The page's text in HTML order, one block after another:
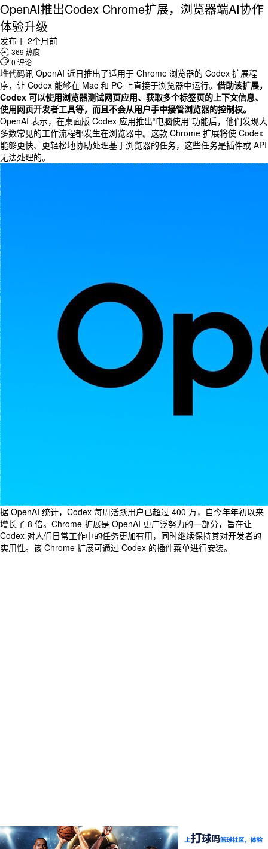
OpenAI推出Codex Chrome扩展，浏览器端AI协作
体验升级
发布于 2个月前
 369 热度
 0 评论
堆代码讯 OpenAI 近日推出了适用于 Chrome 浏览器的 Codex 扩展程
序，让 Codex 能够在 Mac 和 PC 上直接于浏览器中运行。 借助该扩展，
Codex 可以使用浏览器测试网页应用、获取多个标签页的上下文信息、
使用网页开发者工具等，而且不会从用户手中接管浏览器的控制权。
OpenAI 表示，在桌面版 Codex 应用推出“电脑使用”功能后，他们发现大
多数常见的工作流程都发生在浏览器中。这款 Chrome 扩展将使 Codex
能够更快、更轻松地协助处理基于浏览器的任务，这些任务是插件或 API
无法处理的。
据 OpenAI 统计，Codex 每周活跃用户已超过 400 万，自今年年初以来
增长了 8 倍。Chrome 扩展是 OpenAI 更广泛努力的一部分，旨在让
Codex 对人们日常工作中的任务更加有用，同时继续保持其对开发者的
实用性。该 Chrome 扩展可通过 Codex 的插件菜单进行安装。